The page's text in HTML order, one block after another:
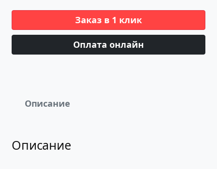
Заказ в 1 клик
Оплата онлайн
Описание
Описание